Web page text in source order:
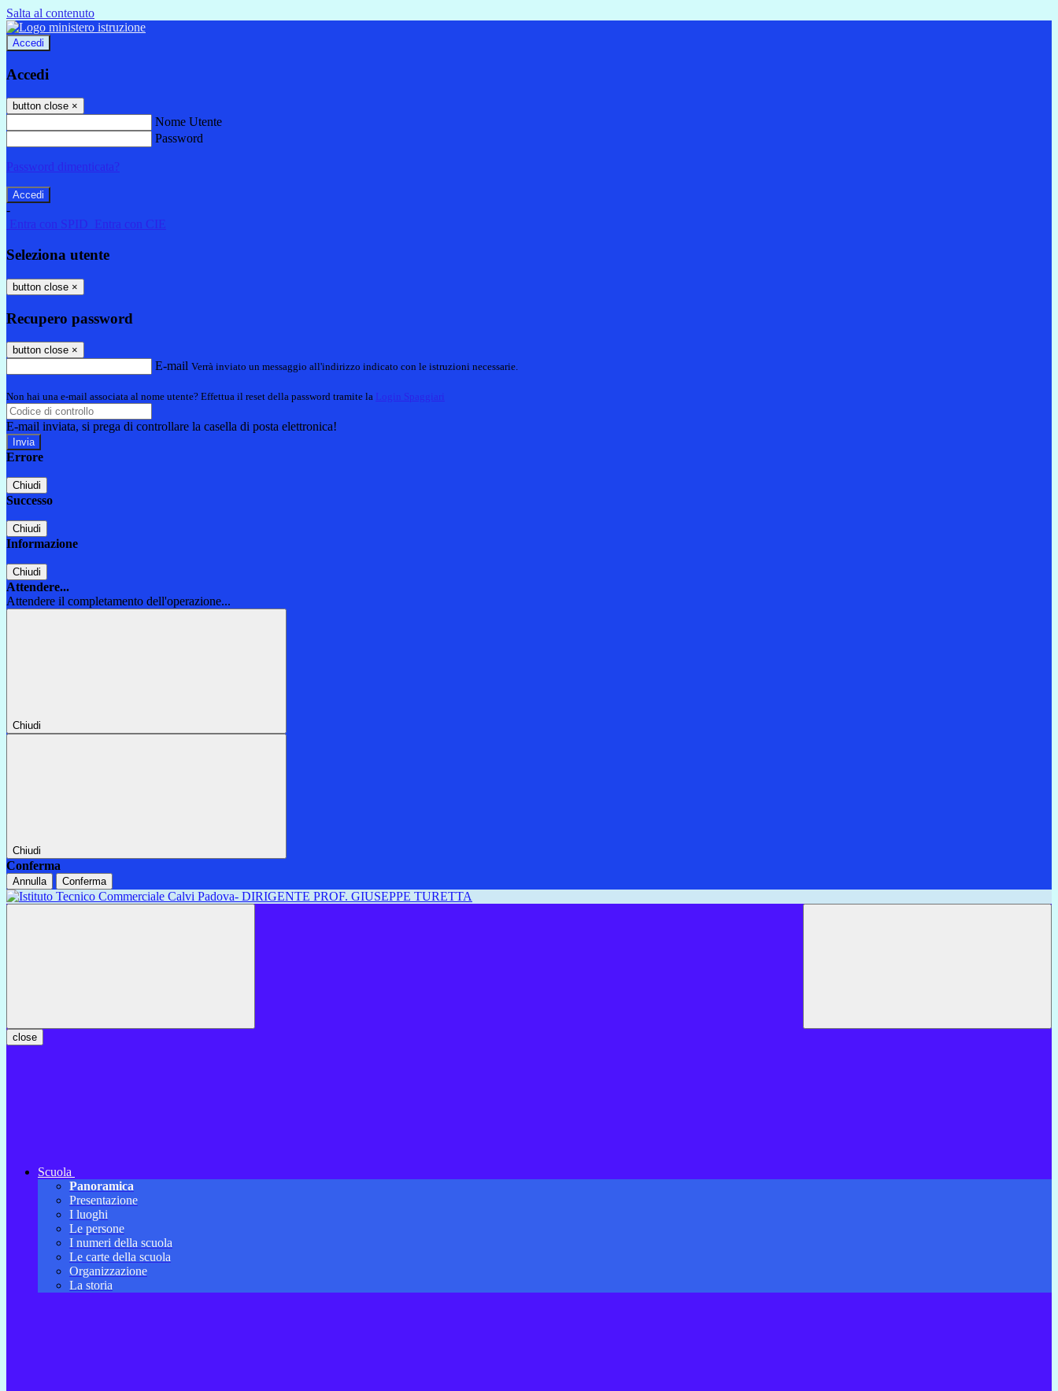
Salta al contenuto
Accedi
Accedi
button close ×
Nome Utente
Password
Password dimenticata?
-
Entra con SPID
Entra con CIE
Seleziona utente
button close ×
Recupero password
button close ×
E-mail Verrà inviato un messaggio all'indirizzo indicato con le istruzioni necessarie.
Non hai una e-mail associata al nome utente? Effettua il reset della password tramite la Login Spaggiari
E-mail inviata, si prega di controllare la casella di posta elettronica!
Errore
Chiudi
Successo
Chiudi
Informazione
Chiudi
Attendere...
Attendere il completamento dell'operazione...
Chiudi
Chiudi
Conferma
Annulla Conferma
close
Scuola
Panoramica
Presentazione
I luoghi
Le persone
I numeri della scuola
Le carte della scuola
Organizzazione
La storia